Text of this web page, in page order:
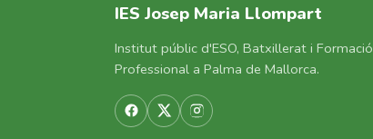
IES Josep Maria Llompart
Institut públic d'ESO, Batxillerat i Formació
Professional a Palma de Mallorca.